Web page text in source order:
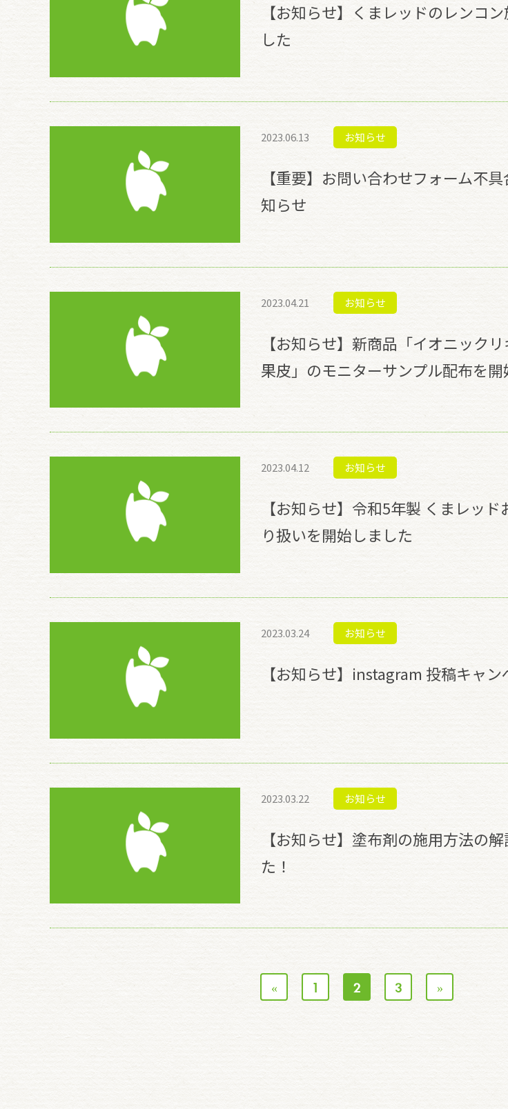
【お知らせ】くまレッドのレンコ
した
2023.06.13 お知らせ
【重要】お問い合わせフォーム不
知らせ
2023.04.21 お知らせ
【お知らせ】新商品「イオニック
果皮」のモニターサンプル配布を
2023.04.12 お知らせ
【お知らせ】令和5年製 くまレッ
り扱いを開始しました
2023.03.24 お知らせ
【お知らせ】instagram 投稿キャン
2023.03.22 お知らせ
【お知らせ】塗布剤の施用方法の
た！
« 1 2 3 »